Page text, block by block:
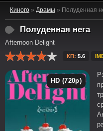
Киного » Драмы » Полуденная
Полуденная нега
Afternoon Delight
КП: 5.6
HD (720p)